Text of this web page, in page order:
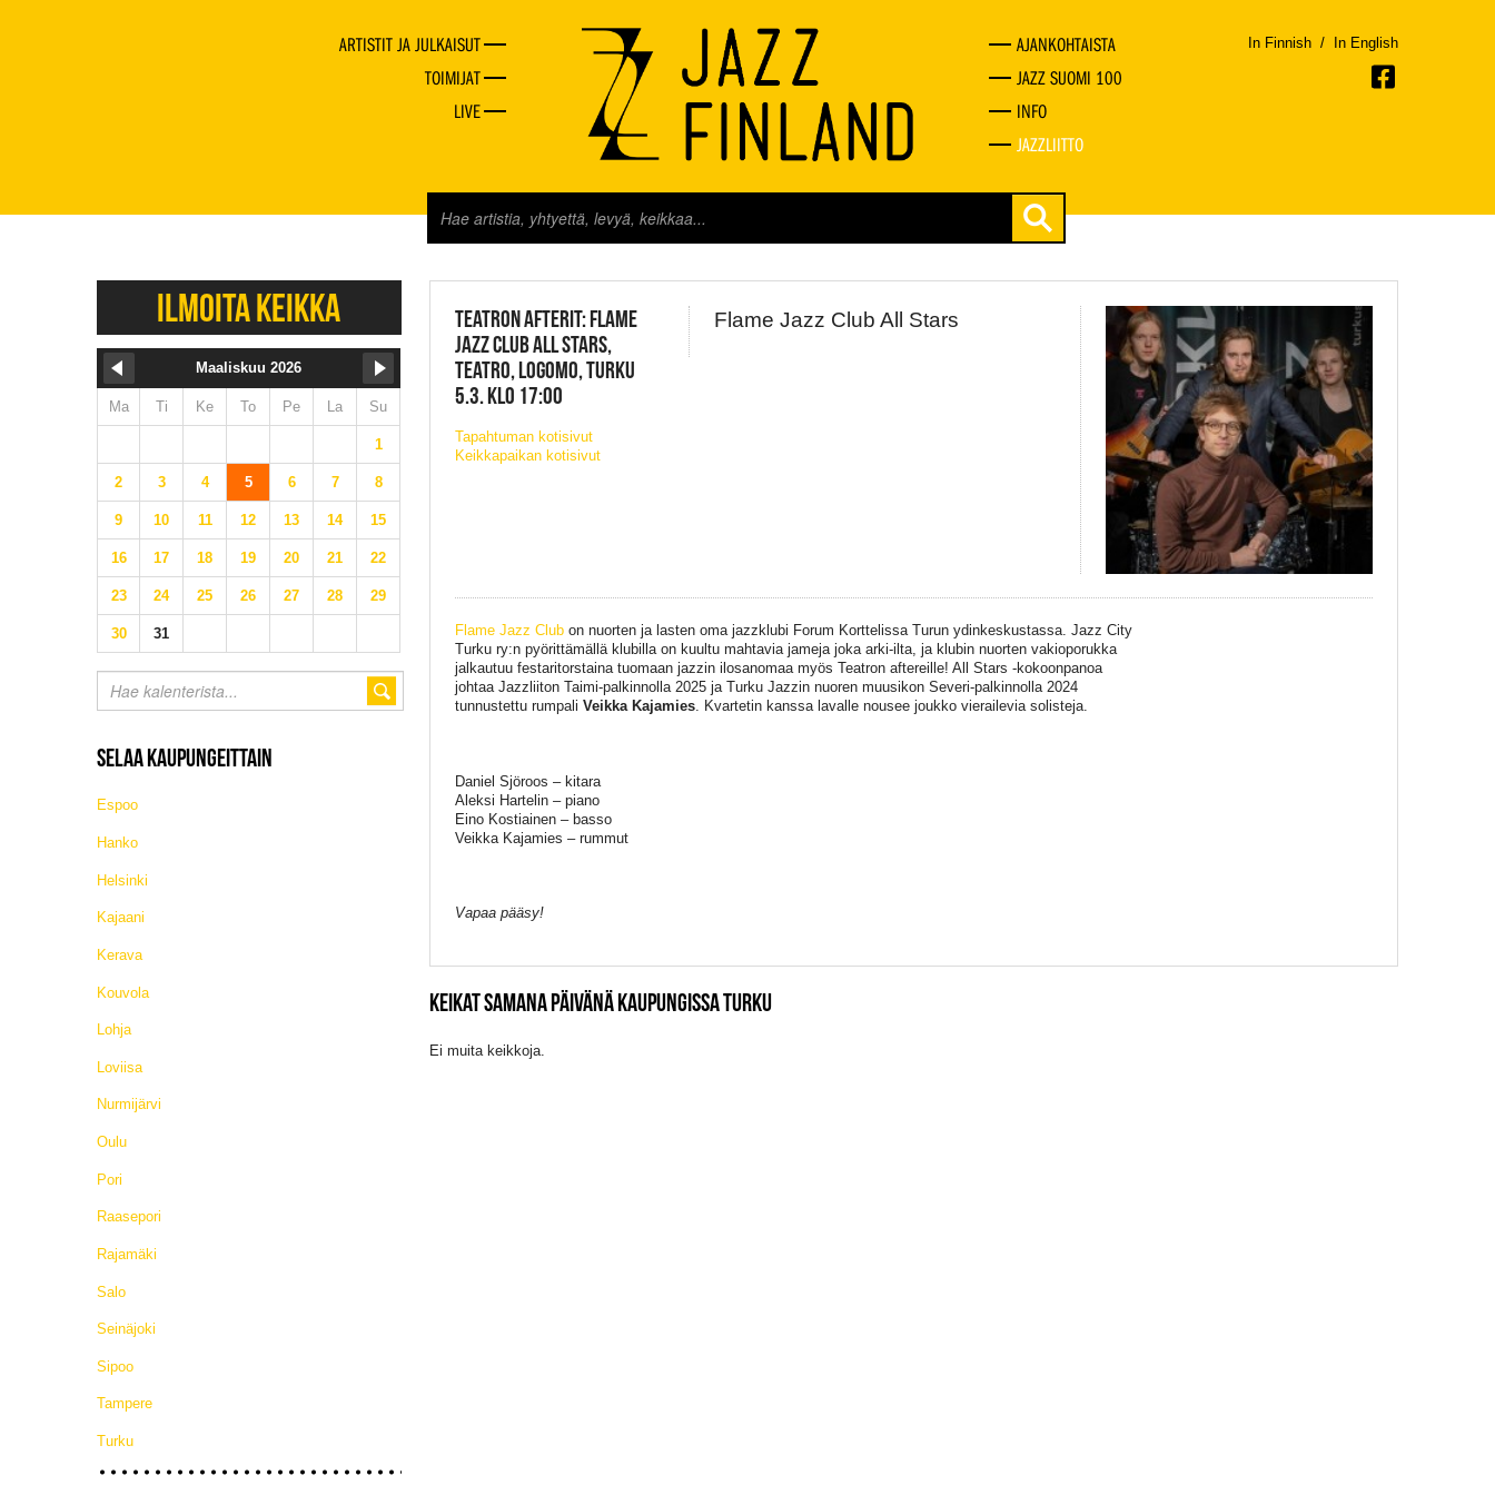
ARTISTIT JA JULKAISUT
TOIMIJAT
LIVE
AJANKOHTAISTA
JAZZ SUOMI 100
INFO
JAZZLIITTO
In Finnish / In English
JAZZ FINLAND LIVE
TEATRON AFTERIT: FLAME
JAZZ CLUB ALL STARS,
TEATRO, LOGOMO, TURKU
5.3. KLO 17:00
Tapahtuman kotisivut
Keikkapaikan kotisivut
Flame Jazz Club All Stars
Flame Jazz Clubon nuorten ja lasten oma jazzklubi Forum Korttelissa Turun ydinkeskustassa. Jazz City
Turku ry:n pyörittämällä klubilla on kuultu mahtavia jameja joka arki-ilta, ja klubin nuorten vakioporukka
jalkautuu festaritorstaina tuomaan jazzin ilosanomaa myös Teatron aftereille! All Stars -kokoonpanoa
johtaa Jazzliiton Taimi-palkinnolla 2025 ja Turku Jazzin nuoren muusikon Severi-palkinnolla 2024
tunnustettu rumpali Veikka Kajamies. Kvartetin kanssa lavalle nousee joukko vierailevia solisteja.
Daniel Sjöroos – kitara
Aleksi Hartelin – piano
Eino Kostiainen – basso
Veikka Kajamies – rummut
Vapaa pääsy!
KEIKAT SAMANA PÄIVÄNÄ KAUPUNGISSA TURKU
Ei muita keikkoja.
ILMOITA KEIKKA
Maaliskuu 2026
Ma Ti Ke To Pe La Su
1
2 3 4 5 6 7 8
9 10 11 12 13 14 15
16 17 18 19 20 21 22
23 24 25 26 27 28 29
30 31
SELAA KAUPUNGEITTAIN
Espoo
Hanko
Helsinki
Kajaani
Kerava
Kouvola
Lohja
Loviisa
Nurmijärvi
Oulu
Pori
Raasepori
Rajamäki
Salo
Seinäjoki
Sipoo
Tampere
Turku